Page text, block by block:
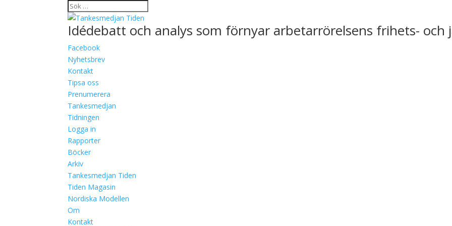
Idédebatt och analys som förnyar arbetarrörelsens frihets- och
Facebook
Nyhetsbrev
Kontakt
Tipsa oss
Prenumerera
Tankesmedjan
Tidningen
Logga in
Rapporter
Böcker
Arkiv
Tankesmedjan Tiden
Tiden Magasin
Nordiska Modellen
Om
Kontakt